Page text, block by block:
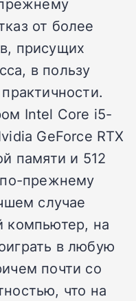
от более
присущих
в пользу
Intel Core i5-
GeForce RTX
памяти и 512
по-прежнему
случае
компьютер, на
в любую
почти со
что на